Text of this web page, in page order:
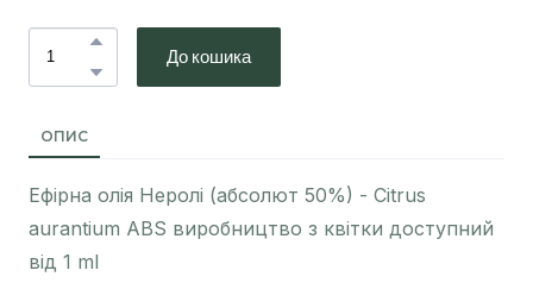
До кошика
ОПИС
Ефірна олія Неролі (абсолют 50%) - Citrus
aurantium ABS виробництво з квітки доступний
від 1 ml